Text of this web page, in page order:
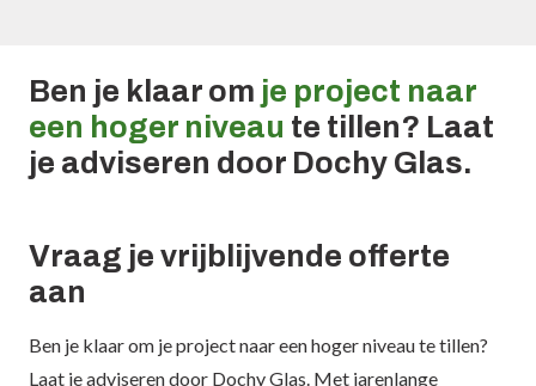
Ben je klaar om je project naar
een hoger niveau te tillen? Laat
je adviseren door Dochy Glas.
Vraag je vrijblijvende offerte
aan
Ben je klaar om je project naar een hoger niveau te tillen?
Laat je adviseren door Dochy Glas. Met jarenlange